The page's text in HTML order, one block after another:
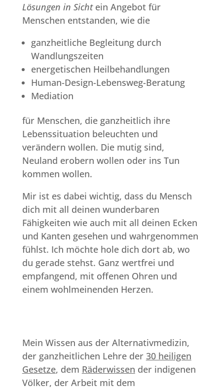
Lösungen in Sichtein Angebot für
Menschen entstanden, wie die
ganzheitliche Begleitung durch
Wandlungszeiten
energetischen Heilbehandlungen
Human-Design-Lebensweg-Beratung
Mediation
für Menschen, die ganzheitlich ihre
Lebenssituation beleuchten und
verändern wollen. Die mutig sind,
Neuland erobern wollen oder ins Tun
kommen wollen.
Mir ist es dabei wichtig, dass du Mensch
dich mit all deinen wunderbaren
Fähigkeiten wie auch mit all deinen Ecken
und Kanten gesehen und wahrgenommen
fühlst. Ich möchte hole dich dort ab, wo
du gerade stehst. Ganz wertfrei und
empfangend, mit offenen Ohren und
einem wohlmeinenden Herzen.
Mein Wissen aus der Alternativmedizin,
der ganzheitlichen Lehre der 30 heiligen
Gesetze, dem Räderwissen der indigenen
Völker, der Arbeit mit dem